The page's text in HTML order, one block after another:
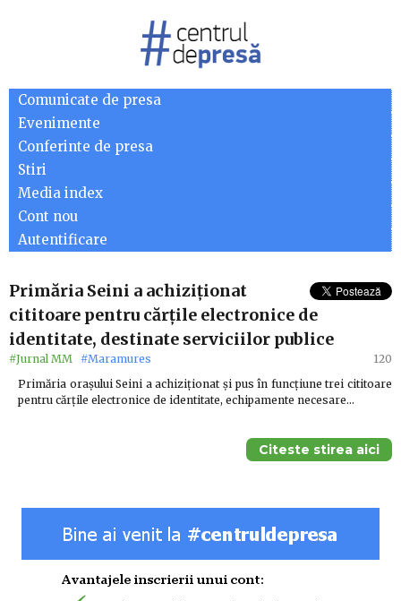
Comunicate de presa
Evenimente
Conferinte de presa
Stiri
Media index
Cont nou
Autentificare
Primăria Seini a achiziționat
cititoare pentru cărțile electronice de
identitate, destinate serviciilor publice
#Jurnal MM #Maramures
120
Primăria orașului Seini a achiziționat și pus în funcțiune trei cititoare
pentru cărțile electronice de identitate, echipamente necesare…
Citeste stirea aici